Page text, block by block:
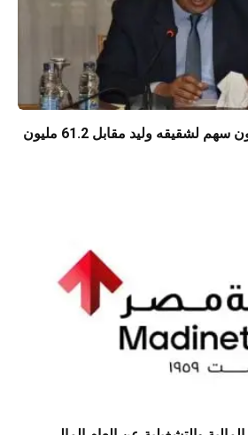
حسام زكى يبيع 17 مليون سهم لشقيقه وليد مقابل 61.2 مليون